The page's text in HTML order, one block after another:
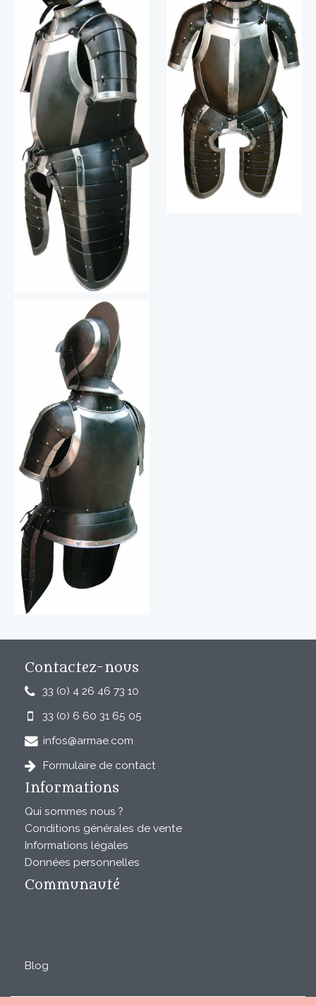
Contactez-nous
33 (0) 4 26 46 73 10
33 (0) 6 60 31 65 05
infos@armae.com
Formulaire de contact
Informations
Qui sommes nous ?
Conditions générales de vente
Informations légales
Données personnelles
Communauté
Blog